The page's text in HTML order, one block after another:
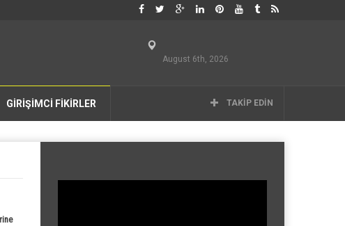
August 6th, 2026
GİRİŞİMCİ FİKİRLER TAKIP EDIN